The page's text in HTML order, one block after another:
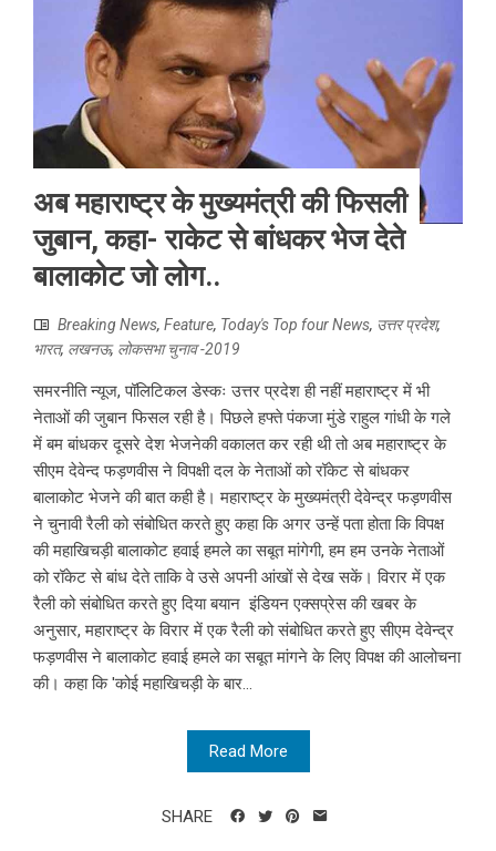
अब महाराष्ट्र के मुख्यमंत्री की फिसली
जुबान, कहा- राकेट से बांधकर भेज देते
बालाकोट जो लोग..
Breaking News, Feature, Today's Top four News, उत्तर प्रदेश,
भारत, लखनऊ, लोकसभा चुनाव -2019
समरनीति न्यूज, पॉलिटिकल डेस्कः उत्तर प्रदेश ही नहीं महाराष्ट्र में भी
नेताओं की जुबान फिसल रही है। पिछले हफ्ते पंकजा मुंडे राहुल गांधी के गले
में बम बांधकर दूसरे देश भेजनेकी वकालत कर रही थी तो अब महाराष्ट्र के
सीएम देवेन्द फड़णवीस ने विपक्षी दल के नेताओं को रॉकेट से बांधकर
बालाकोट भेजने की बात कही है। महाराष्ट्र के मुख्यमंत्री देवेन्द्र फड़णवीस
ने चुनावी रैली को संबोधित करते हुए कहा कि अगर उन्हें पता होता कि विपक्ष
की महाखिचड़ी बालाकोट हवाई हमले का सबूत मांगेगी, हम हम उनके नेताओं
को रॉकेट से बांध देते ताकि वे उसे अपनी आंखों से देख सकें। विरार में एक
रैली को संबोधित करते हुए दिया बयान इंडियन एक्सप्रेस की खबर के
अनुसार, महाराष्ट्र के विरार में एक रैली को संबोधित करते हुए सीएम देवेन्द्र
फड़णवीस ने बालाकोट हवाई हमले का सबूत मांगने के लिए विपक्ष की आलोचना
की। कहा कि 'कोई महाखिचड़ी के बार...
Read More
SHARE